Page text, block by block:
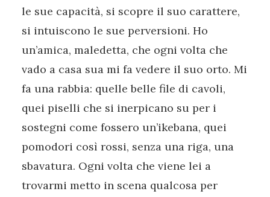
le sue capacità, si scopre il suo carattere,
si intuiscono le sue perversioni. Ho
un’amica, maledetta, che ogni volta che
vado a casa sua mi fa vedere il suo orto. Mi
fa una rabbia: quelle belle file di cavoli,
quei piselli che si inerpicano su per i
sostegni come fossero un’ikebana, quei
pomodori così rossi, senza una riga, una
sbavatura. Ogni volta che viene lei a
trovarmi metto in scena qualcosa per